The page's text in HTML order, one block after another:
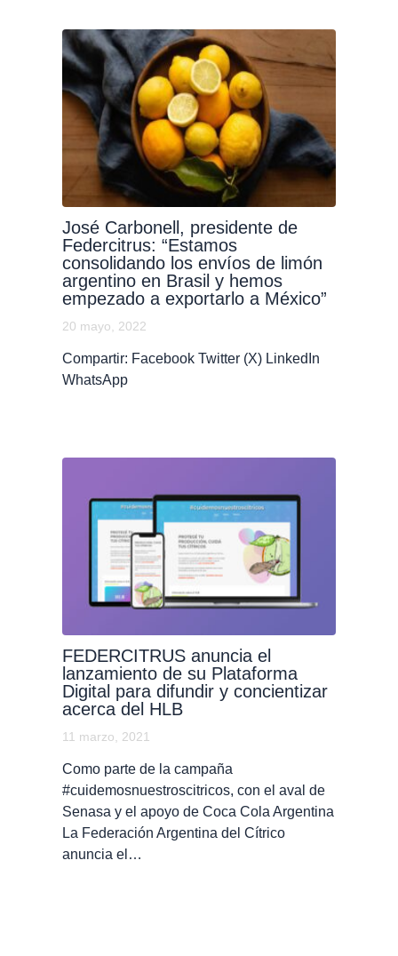
José Carbonell, presidente de
Federcitrus: “Estamos
consolidando los envíos de limón
argentino en Brasil y hemos
empezado a exportarlo a México”
20 mayo, 2022
Compartir: Facebook Twitter (X) LinkedIn
WhatsApp
FEDERCITRUS anuncia el
lanzamiento de su Plataforma
Digital para difundir y concientizar
acerca del HLB
11 marzo, 2021
Como parte de la campaña
#cuidemosnuestroscitricos, con el aval de
Senasa y el apoyo de Coca Cola Argentina
La Federación Argentina del Cítrico
anuncia el…